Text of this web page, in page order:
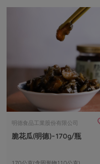
明德食品工業股份有限公司
脆花瓜(明德)-170g/瓶